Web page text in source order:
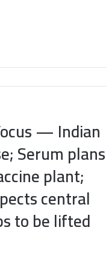
— Indian
Serum plans
plant;
central
to be lifted